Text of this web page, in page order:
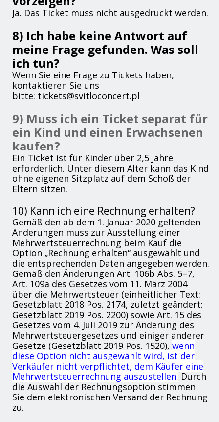
Ja. Das Ticket muss nicht ausgedruckt werden.
8) Ich habe keine Antwort auf
meine Frage gefunden. Was soll
ich tun?
Wenn Sie eine Frage zu Tickets haben,
kontaktieren Sie uns
bitte: tickets@svitloconcert.pl
9) Muss ich ein Ticket separat für
ein Kind und einen Erwachsenen
kaufen?
Ein Ticket ist für Kinder über 2,5 Jahre
erforderlich. Unter diesem Alter kann das Kind
ohne eigenen Sitzplatz auf dem Schoß der
Eltern sitzen.
10) Kann ich eine Rechnung erhalten?
Gemäß den ab dem 1. Januar 2020 geltenden
Änderungen muss zur Ausstellung einer
Mehrwertsteuerrechnung beim Kauf die
Option „Rechnung erhalten“ ausgewählt und
die entsprechenden Daten angegeben werden.
Gemäß den Änderungen Art. 106b Abs. 5–7,
Art. 109a des Gesetzes vom 11. März 2004
über die Mehrwertsteuer (einheitlicher Text:
Gesetzblatt 2018 Pos. 2174, zuletzt geändert:
Gesetzblatt 2019 Pos. 2200) sowie Art. 15 des
Gesetzes vom 4. Juli 2019 zur Änderung des
Mehrwertsteuergesetzes und einiger anderer
Gesetze (Gesetzblatt 2019 Pos. 1520), wenn
diese Option nicht ausgewählt wird, ist der
Verkäufer nicht verpflichtet, dem Käufer eine
Mehrwertsteuerrechnung auszustellen. Durch
die Auswahl der Rechnungsoption stimmen
Sie dem elektronischen Versand der Rechnung
zu.